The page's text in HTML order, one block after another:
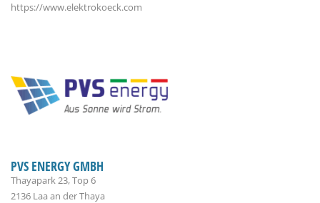
https://www.elektrokoeck.com
PVS ENERGY GMBH
Thayapark 23, Top 6
2136 Laa an der Thaya